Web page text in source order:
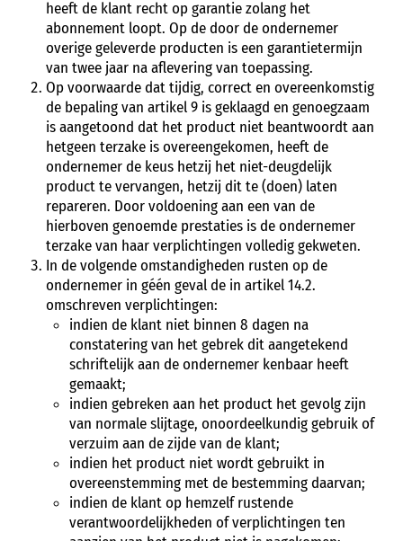
heeft de klant recht op garantie zolang het
abonnement loopt. Op de door de ondernemer
overige geleverde producten is een garantietermijn
van twee jaar na aflevering van toepassing.
Op voorwaarde dat tijdig, correct en overeenkomstig
de bepaling van artikel 9 is geklaagd en genoegzaam
is aangetoond dat het product niet beantwoordt aan
hetgeen terzake is overeengekomen, heeft de
ondernemer de keus hetzij het niet-deugdelijk
product te vervangen, hetzij dit te (doen) laten
repareren. Door voldoening aan een van de
hierboven genoemde prestaties is de ondernemer
terzake van haar verplichtingen volledig gekweten.
In de volgende omstandigheden rusten op de
ondernemer in géén geval de in artikel 14.2.
omschreven verplichtingen:
indien de klant niet binnen 8 dagen na
constatering van het gebrek dit aangetekend
schriftelijk aan de ondernemer kenbaar heeft
gemaakt;
indien gebreken aan het product het gevolg zijn
van normale slijtage, onoordeelkundig gebruik of
verzuim aan de zijde van de klant;
indien het product niet wordt gebruikt in
overeenstemming met de bestemming daarvan;
indien de klant op hemzelf rustende
verantwoordelijkheden of verplichtingen ten